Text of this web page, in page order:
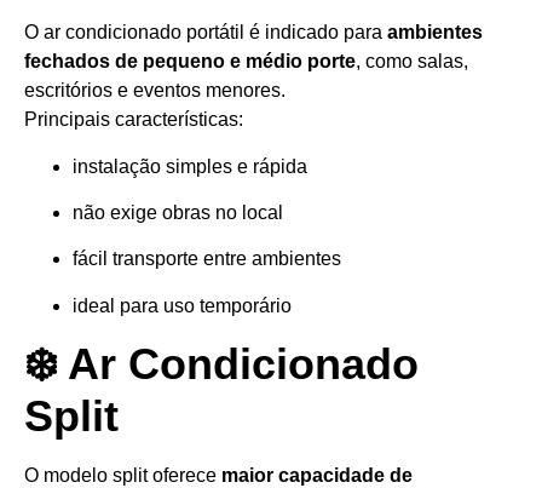
O ar condicionado portátil é indicado para ambientes
fechados de pequeno e médio porte, como salas,
escritórios e eventos menores.
Principais características:
instalação simples e rápida
não exige obras no local
fácil transporte entre ambientes
ideal para uso temporário
❄️ Ar Condicionado
Split
O modelo split oferece maior capacidade de